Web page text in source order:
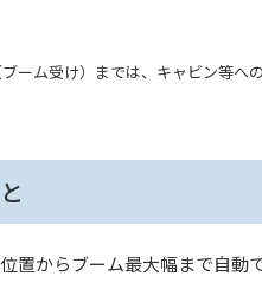
ーム受け）までは、キャビン等へ
置からブーム最大幅まで自動